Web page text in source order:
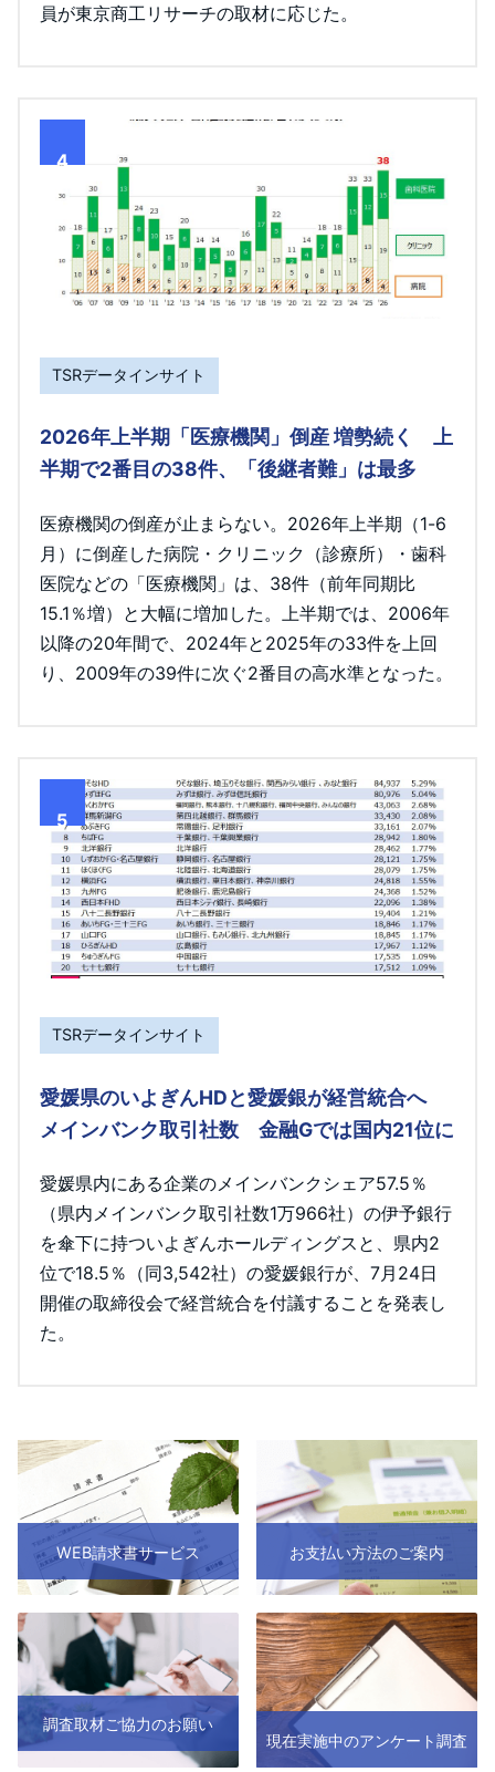
員が東京商工リサーチの取材に応じた。
4
TSRデータインサイト
2026年上半期「医療機関」倒産 増勢続く 上
半期で2番目の38件、「後継者難」は最多
医療機関の倒産が止まらない。2026年上半期（1-6
月）に倒産した病院・クリニック（診療所）・歯科
医院などの「医療機関」は、38件（前年同期比
15.1％増）と大幅に増加した。上半期では、2006年
以降の20年間で、2024年と2025年の33件を上回
り、2009年の39件に次ぐ2番目の高水準となった。
5
TSRデータインサイト
愛媛県のいよぎんHDと愛媛銀が経営統合へ
メインバンク取引社数 金融Gでは国内21位に
愛媛県内にある企業のメインバンクシェア57.5％
（県内メインバンク取引社数1万966社）の伊予銀行
を傘下に持ついよぎんホールディングスと、県内2
位で18.5％（同3,542社）の愛媛銀行が、7月24日
開催の取締役会で経営統合を付議することを発表し
た。
WEB請求書サービス お支払い方法のご案内
調査取材ご協力のお願い
現在実施中のアンケート調査